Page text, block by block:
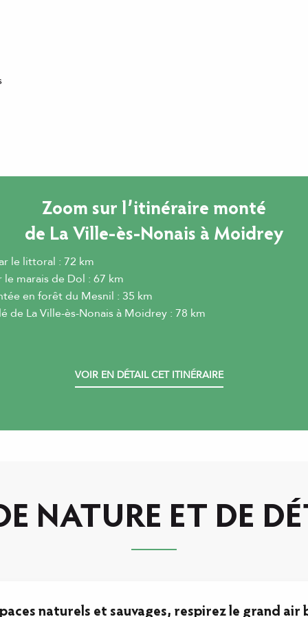
Zoom sur l’itinéraire monté
de La Ville-ès-Nonais à Moidrey
le littoral : 72 km
le marais de Dol : 67 km
en forêt du Mesnil : 35 km
de La Ville-ès-Nonais à Moidrey : 78 km
VOIR EN DÉTAIL CET ITINÉRAIRE
DE NATURE ET DE
naturels et sauvages, respirez le grand air